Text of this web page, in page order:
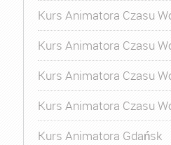
Kurs Animatora Czasu
Kurs Animatora Czasu
Kurs Animatora Czasu
Kurs Animatora Czasu
Kurs Animatora Gdańsk